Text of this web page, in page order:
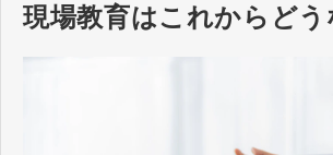
踏まえ、オンボ
ビスの利用に
現場教育はこれからどう